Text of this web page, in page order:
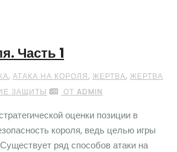
Часть 1
, АТАКА НА КОРОЛЯ, ЖЕРТВА, ЖЕРТВА
ЗАЩИТЫ ОТ ADMIN
оценки позиции в
короля, ведь целью игры
ряд способов атаки на